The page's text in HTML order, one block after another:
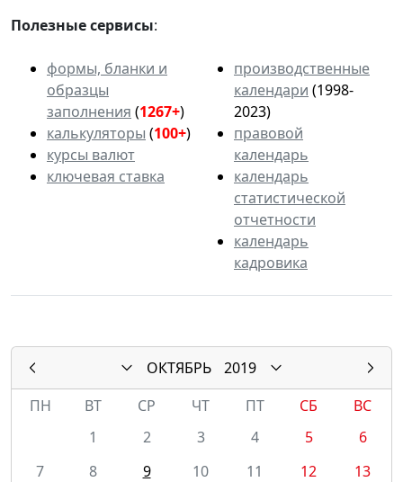
Полезные сервисы:
формы, бланки и
образцы
заполнения (1267+)
калькуляторы (100+)
курсы валют
ключевая ставка
производственные
календари (1998-
2023)
правовой
календарь
календарь
статистической
отчетности
календарь
кадровика
ОКТЯБРЬ
2019
ПН
ВТ СР ЧТ ПТ СБ
ВС
1
2 3 4 5
6
7
8 9 10 11 12
13